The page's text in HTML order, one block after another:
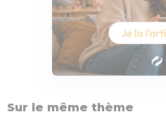
Sur le même thème